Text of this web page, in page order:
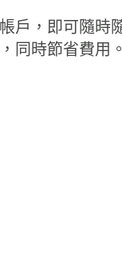
戶，即可隨時
同時節省費用。